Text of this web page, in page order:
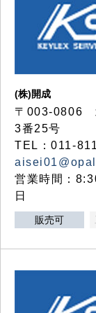
(株)開成
〒003-0806
3番25号
TEL：011-
営業時間：
日
販売可